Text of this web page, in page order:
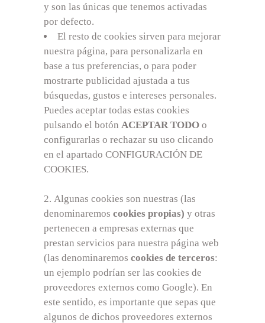
y son las únicas que tenemos activadas
por defecto.
El resto de cookies sirven para mejorar
nuestra página, para personalizarla en
base a tus preferencias, o para poder
mostrarte publicidad ajustada a tus
búsquedas, gustos e intereses personales.
Puedes aceptar todas estas cookies
pulsando el botón ACEPTAR TODO o
configurarlas o rechazar su uso clicando
en el apartado CONFIGURACIÓN DE
COOKIES.
Algunas cookies son nuestras (las
denominaremos cookies propias) y otras
pertenecen a empresas externas que
prestan servicios para nuestra página web
(las denominaremos cookies de terceros:
un ejemplo podrían ser las cookies de
proveedores externos como Google). En
este sentido, es importante que sepas que
algunos de dichos proveedores externos